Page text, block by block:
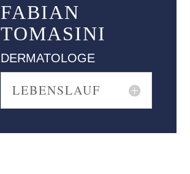
FABIAN
TOMASINI
DERMATOLOGE
LEBENSLAUF